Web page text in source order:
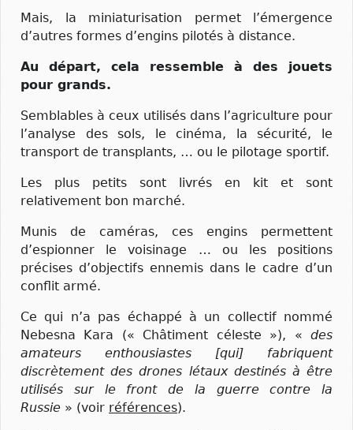
Mais, la miniaturisation permet l’émergence
d’autres formes d’engins pilotés à distance.
Au départ, cela ressemble à des jouets
pour grands.
Semblables à ceux utilisés dans l’agriculture pour
l’analyse des sols, le cinéma, la sécurité, le
transport de transplants, … ou le pilotage sportif.
Les plus petits sont livrés en kit et sont
relativement bon marché.
Munis de caméras, ces engins permettent
d’espionner le voisinage … ou les positions
précises d’objectifs ennemis dans le cadre d’un
conflit armé.
Ce qui n’a pas échappé à un collectif nommé
Nebesna Kara (« Châtiment céleste »), « des
amateurs enthousiastes [qui] fabriquent
discrètement des drones létaux destinés à être
utilisés sur le front de la guerre contre la
Russie » (voir références).